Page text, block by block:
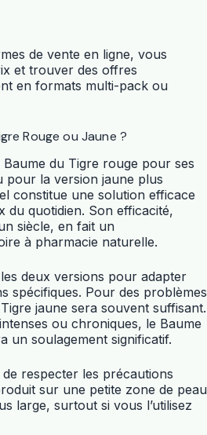
de vente en ligne, vous
et trouver des offres
en formats multi-pack ou
Rouge ou Jaune ?
du Tigre rouge pour ses
pour la version jaune plus
constitue une solution efficace
du quotidien. Son efficacité,
siècle, en fait un
à pharmacie naturelle.
deux versions pour adapter
spécifiques. Pour des problèmes
jaune sera souvent suffisant.
ou chroniques, le Baume
un soulagement significatif.
respecter les précautions
sur une petite zone de peau
large, surtout si vous l’utilisez